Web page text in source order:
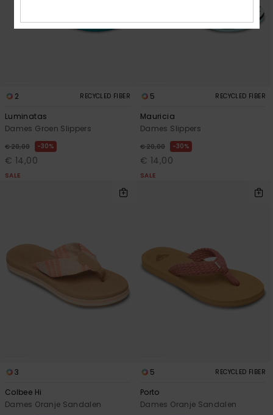
2 RECYCLED FIBER
Luminatas
Dames Groen Slippers
€ 20,00 30%
€ 14,00
SALE
5 RECYCLED FIBER
Mauricia
Dames Slippers
€ 20,00 30%
€ 14,00
SALE
3
Colbee Hi
Dames Oranje Sandalen
5 RECYCLED FIBER
Porto
Dames Oranje Sandalen